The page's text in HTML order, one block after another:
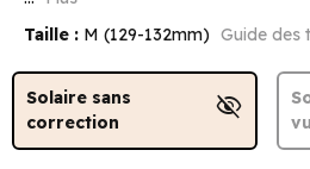
Taille : M (129-132mm) Guide des
Solaire sans
correction
visibility_off